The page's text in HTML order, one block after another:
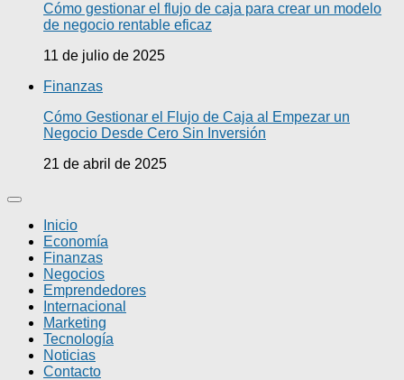
Cómo gestionar el flujo de caja para crear un modelo
de negocio rentable eficaz
11 de julio de 2025
Finanzas
Cómo Gestionar el Flujo de Caja al Empezar un
Negocio Desde Cero Sin Inversión
21 de abril de 2025
Inicio
Economía
Finanzas
Negocios
Emprendedores
Internacional
Marketing
Tecnología
Noticias
Contacto